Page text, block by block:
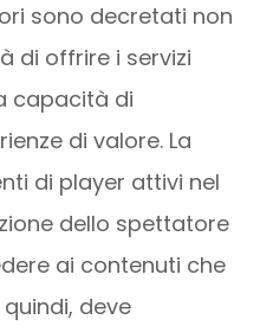
sono decretati non
di offrire i servizi
capacità di
di valore. La
di player attivi nel
dello spettatore
ai contenuti che
deve